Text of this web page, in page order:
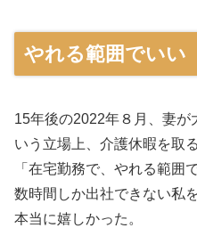
やれる範囲でいい
15年後の2022年８月、妻が
いう立場上、介護休暇を取
「在宅勤務で、やれる範囲
数時間しか出社できない私
本当に嬉しかった。